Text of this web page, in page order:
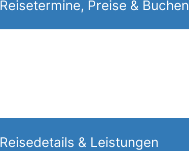
Reisetermine, Preise & Buchen
Reisedetails & Leistungen